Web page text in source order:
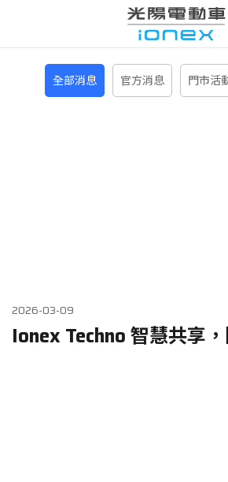
電動機車
換電服務
全部消息 官方消息 門市活
2026-03-09
Ionex Techno 智慧共享，